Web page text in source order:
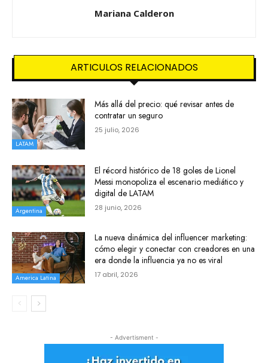
Mariana Calderon
ARTICULOS RELACIONADOS
LATAM
Más allá del precio: qué revisar antes de
contratar un seguro
25 julio, 2026
Argentina
El récord histórico de 18 goles de Lionel
Messi monopoliza el escenario mediático y
digital de LATAM
28 junio, 2026
America Latina
La nueva dinámica del influencer marketing:
cómo elegir y conectar con creadores en una
era donde la influencia ya no es viral
17 abril, 2026
- Advertisment -